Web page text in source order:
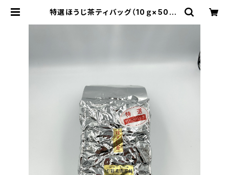
特選ほうじ茶ティバッグ（10ｇ×50） |